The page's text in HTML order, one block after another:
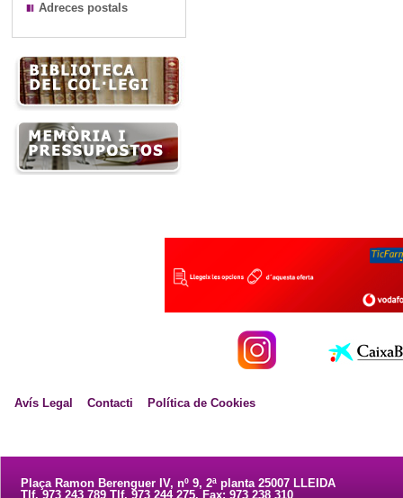
Adreces postals
Avís Legal Contacti Política de Cookies
Plaça Ramon Berenguer IV, nº 9, 2ª planta 25007 LLEIDA
Tlf. 973 243 789 Tlf. 973 244 275. Fax: 973 238 310